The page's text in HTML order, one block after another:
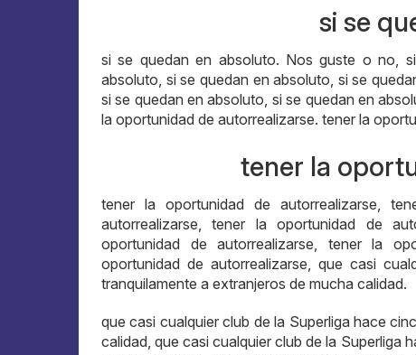
si se
si se quedan en absoluto. Nos guste o no,
absoluto, si se quedan en absoluto, si se
si se quedan en absoluto, si se quedan en
la oportunidad de autorrealizarse. tener la
tener la
tener la oportunidad de autorrealizarse,
autorrealizarse, tener la oportunidad de
oportunidad de autorrealizarse, tener la
oportunidad de autorrealizarse, que casi
tranquilamente a extranjeros de mucha calidad.
que casi cualquier club de la Superliga hace
calidad, que casi cualquier club de la Superliga